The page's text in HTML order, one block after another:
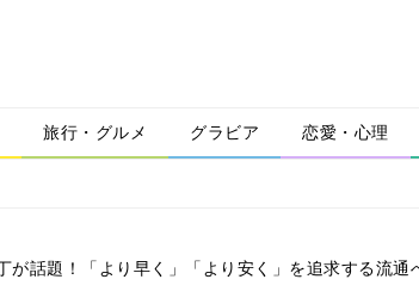
旅行・グルメ グラビア 恋愛・心理
が話題！「より早く」「より安く」を追求する流通